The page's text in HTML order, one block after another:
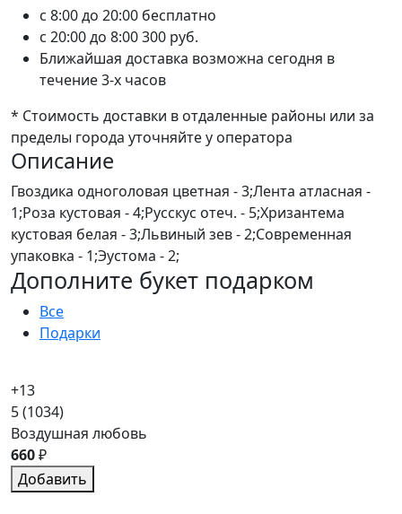
c 8:00 до 20:00 бесплатно
c 20:00 до 8:00300 руб.
Ближайшая доставка возможна сегодня в
течение 3-х часов
* Стоимость доставки в отдаленные районы или за
пределы города уточняйте у оператора
Описание
Гвоздика одноголовая цветная - 3;Лента атласная -
1;Роза кустовая - 4;Русскус отеч. - 5;Хризантема
кустовая белая - 3;Львиный зев - 2;Современная
упаковка - 1;Эустома - 2;
Дополните букет подарком
Все
Подарки
+13
5(1034)
Воздушная любовь
660₽
Добавить